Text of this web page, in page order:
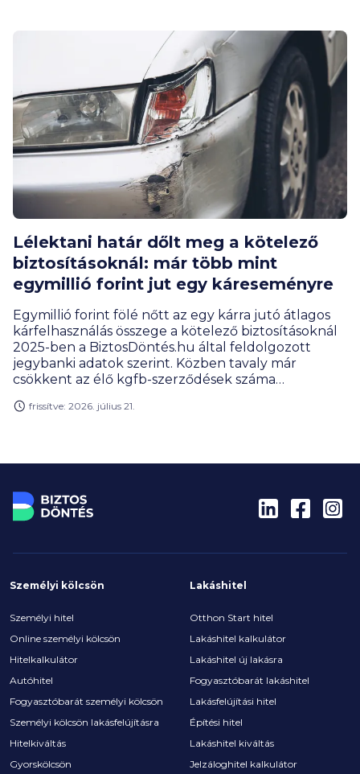
százezres összeg a kezünkből, hogy nem tudjuk,
mire. Elemzésünkben megmutatjuk, mi ez a
jelenség, és mit tehetünk ellene.
Lélektani határ dőlt meg a kötelező
biztosításoknál: már több mint
egymillió forint jut egy káreseményre
Egymillió forint fölé nőtt az egy kárra jutó átlagos
kárfelhasználás összege a kötelező biztosításoknál
2025-ben a BiztosDöntés.hu által feldolgozott
jegybanki adatok szerint. Közben tavaly már
csökkent az élő kgfb-szerződések száma
látható visszaeséssel magyarázható.
frissítve: 2026. július 21.
Személyi kölcsön
Személyi hitel
Online személyi kölcsön
Hitelkalkulátor
Autóhitel
Fogyasztóbarát személyi kölcsön
Személyi kölcsön lakásfelújításra
Hitelkiváltás
Gyorskölcsön
Lakáshitel
Otthon Start hitel
Lakáshitel kalkulátor
Lakáshitel új lakásra
Fogyasztóbarát lakáshitel
Lakásfelújítási hitel
Építési hitel
Lakáshitel kiváltás
Jelzáloghitel kalkulátor